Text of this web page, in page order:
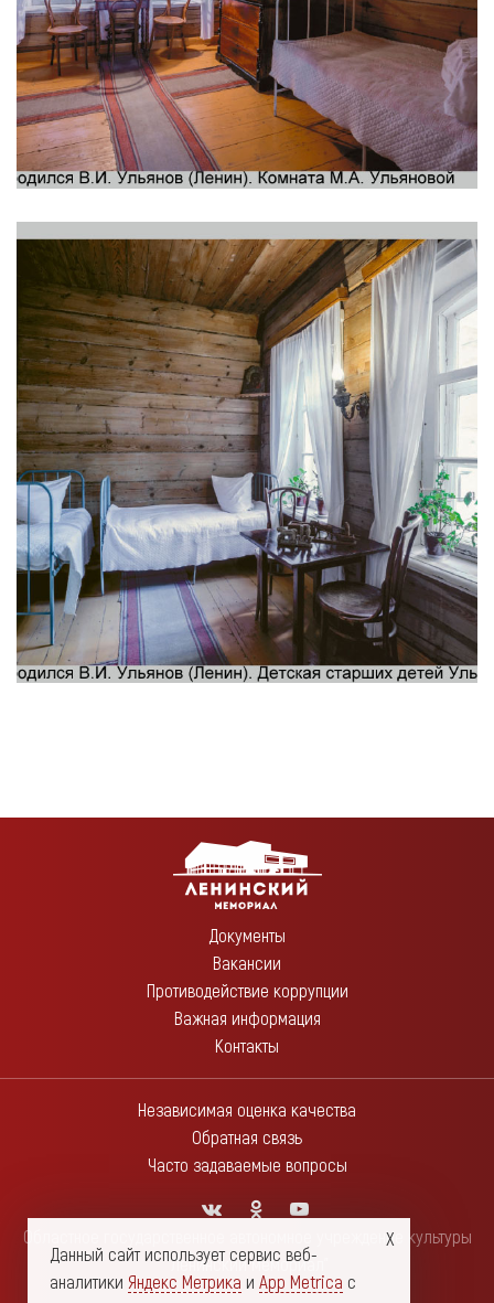
Документы
Вакансии
Противодействие коррупции
Важная информация
Контакты
Независимая оценка качества
Обратная связь
Часто задаваемые вопросы
Областное государственное автономное учреждение культуры
"Ленинский мемориал"
Данный сайт использует сервис веб-
аналитики Яндекс Метрика и App Metrica с